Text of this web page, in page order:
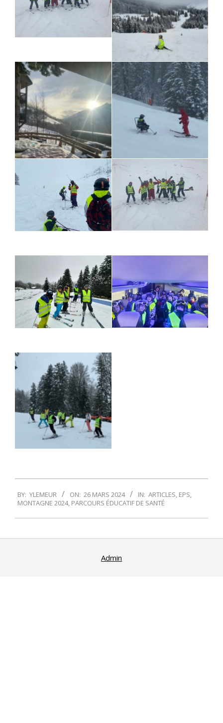
03-
BY: YLEMEUR ON: 26 MARS 2024 IN: ARTICLES, EPS,
MONTAGNE 2024, PARCOURS ÉDUCATIF DE SANTÉ
Admin